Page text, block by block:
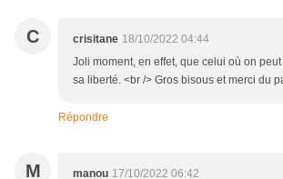
C crisitane 18/10/2022 04:44
Joli moment, en effet, que celui où on
sa liberté. <br /> Gros bisous et merci du
Répondre
M manou 17/10/2022 06:42